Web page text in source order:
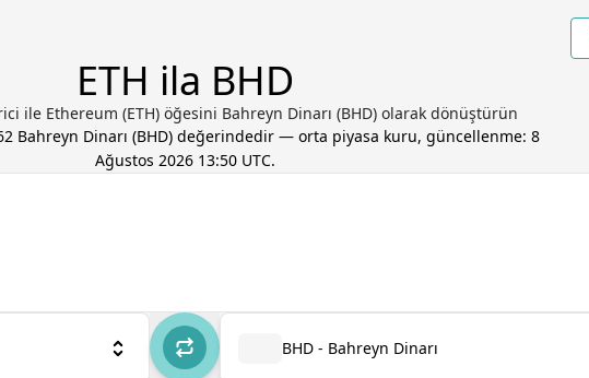
ETH ila BHD
ile Ethereum (ETH) öğesini Bahreyn Dinarı (BHD) olarak dönüştürün
Bahreyn Dinarı (BHD) değerindedir — orta piyasa kuru, güncellenme: 8
Ağustos 2026 13:50 UTC.
BHD - Bahreyn Dinarı